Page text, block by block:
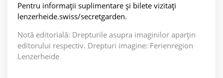
Pentru informații suplimentare și bilete vizitați
lenzerheide.swiss/secretgarden.
Notă editorială: Drepturile asupra imaginilor aparțin
editorului respectiv. Drepturi imagine: Ferienregion
Lenzerheide